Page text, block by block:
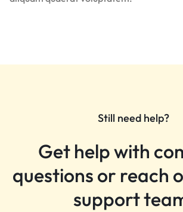
Still need help?
Get help with
questions or reach
support